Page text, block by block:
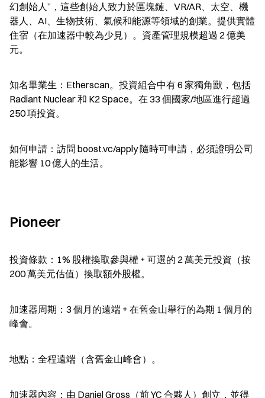
幻創始人”，這些創始人致力於區塊鏈、VR/AR、太空、機
器人、AI、生物技術、氣候和能源等領域的創業。提供實體
住宿（在加速器中較為少見）。資產管理規模超過 2 億美
元。
知名畢業生：Etherscan。投資組合中有 6 家獨角獸，包括
Radiant Nuclear 和 K2 Space。在 33 個國家/地區進行超過
250 項投資。
如何申請：訪問 boost.vc/apply 隨時可申請，必須證明公司
能影響 10 億人的生活。
Pioneer
投資條款：1% 股權換取參與權 + 可選的 2 萬美元投資（按
200 萬美元估值）換取額外股權。
加速器周期：3 個月的遠端 + 在舊金山舉行的為期 1 個月的
峰會。
地點：全程遠端（含舊金山峰會）。
加速器內容：由 Daniel Gross（前 YC 合夥人）創立，並得